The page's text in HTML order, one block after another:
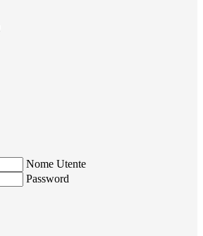
Nome Utente
Password